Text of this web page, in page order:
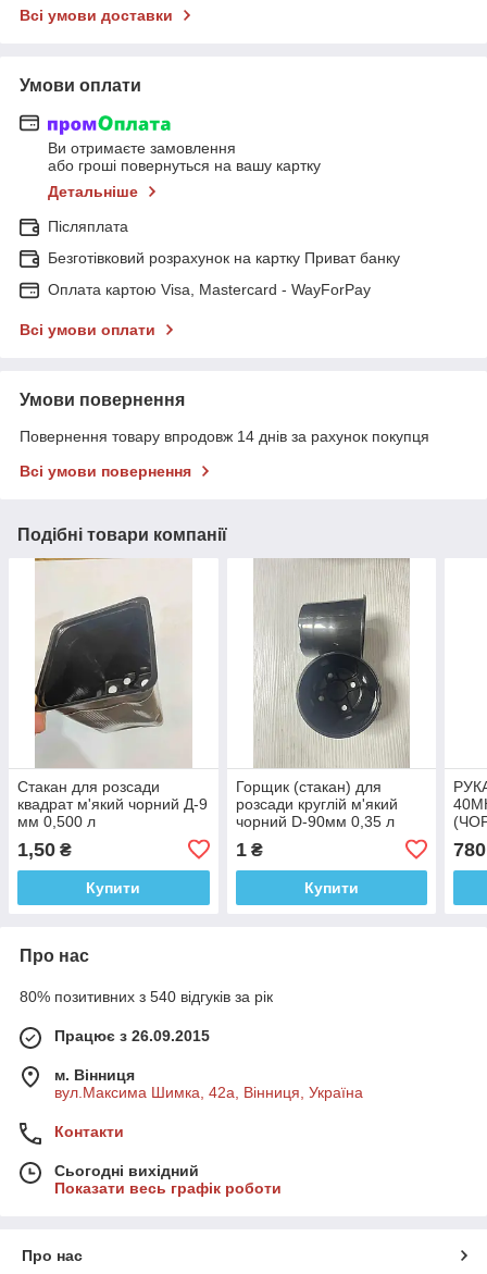
Всі умови доставки
Умови оплати
Ви отримаєте замовлення
або гроші повернуться на вашу картку
Детальніше
Післяплата
Безготівковий розрахунок на картку Приват банку
Оплата картою Visa, Mastercard - WayForPay
Всі умови оплати
Умови повернення
Повернення товару впродовж 14 днів за рахунок покупця
Всі умови повернення
Подібні товари компанії
Стакан для розсади
квадрат м'який чорний Д-9
мм 0,500 л
1,50 ₴
Купити
Горщик (стакан) для
розсади круглій м'який
чорний D-90мм 0,35 л
1₴
Купити
780
Про нас
80% позитивних з 540 відгуків за рік
Працює з 26.09.2015
м. Вінниця
вул.Максима Шимка, 42а, Вінниця, Україна
Контакти
Сьогодні вихідний
Показати весь графік роботи
Про нас